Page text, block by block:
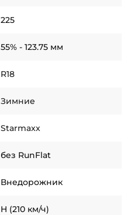
225
55% - 123.75 мм
R18
Зимние
Starmaxx
без RunFlat
Внедорожник
H (210 км/ч)